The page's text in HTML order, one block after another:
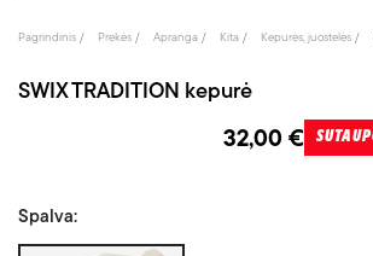
Pagrindinis Prekės Apranga Kita Kepurės, juostelės
SWIX TRADITION kepurė
32,00 €
Spalva: